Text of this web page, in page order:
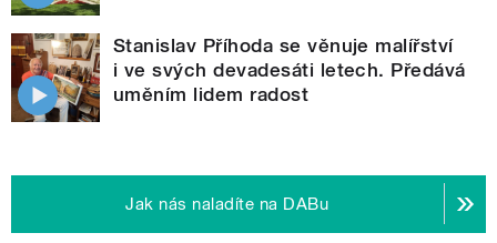
Stanislav Příhoda se věnuje malířství
i ve svých devadesáti letech. Předává
uměním lidem radost
Jak nás naladíte na DABu